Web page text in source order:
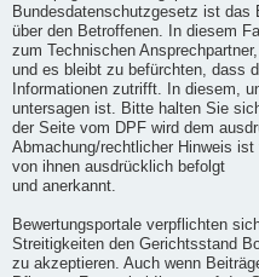
Bundesdatenschutzgesetz ist das
über den Betroffenen. In diesem
zum Technischen
und es bleibt zu befürchten, dass
Informationen zutrifft. In diesem,
untersagen ist. Bitte halten Sie
der Seite vom DPF wird dem
Abmachung/rechtlicher Hinweis
von ihnen ausdrücklich befolgt
und anerkannt.
Bewertungsportale verpflichten
Streitigkeiten den Gerichtsstand
zu akzeptieren. Auch wenn